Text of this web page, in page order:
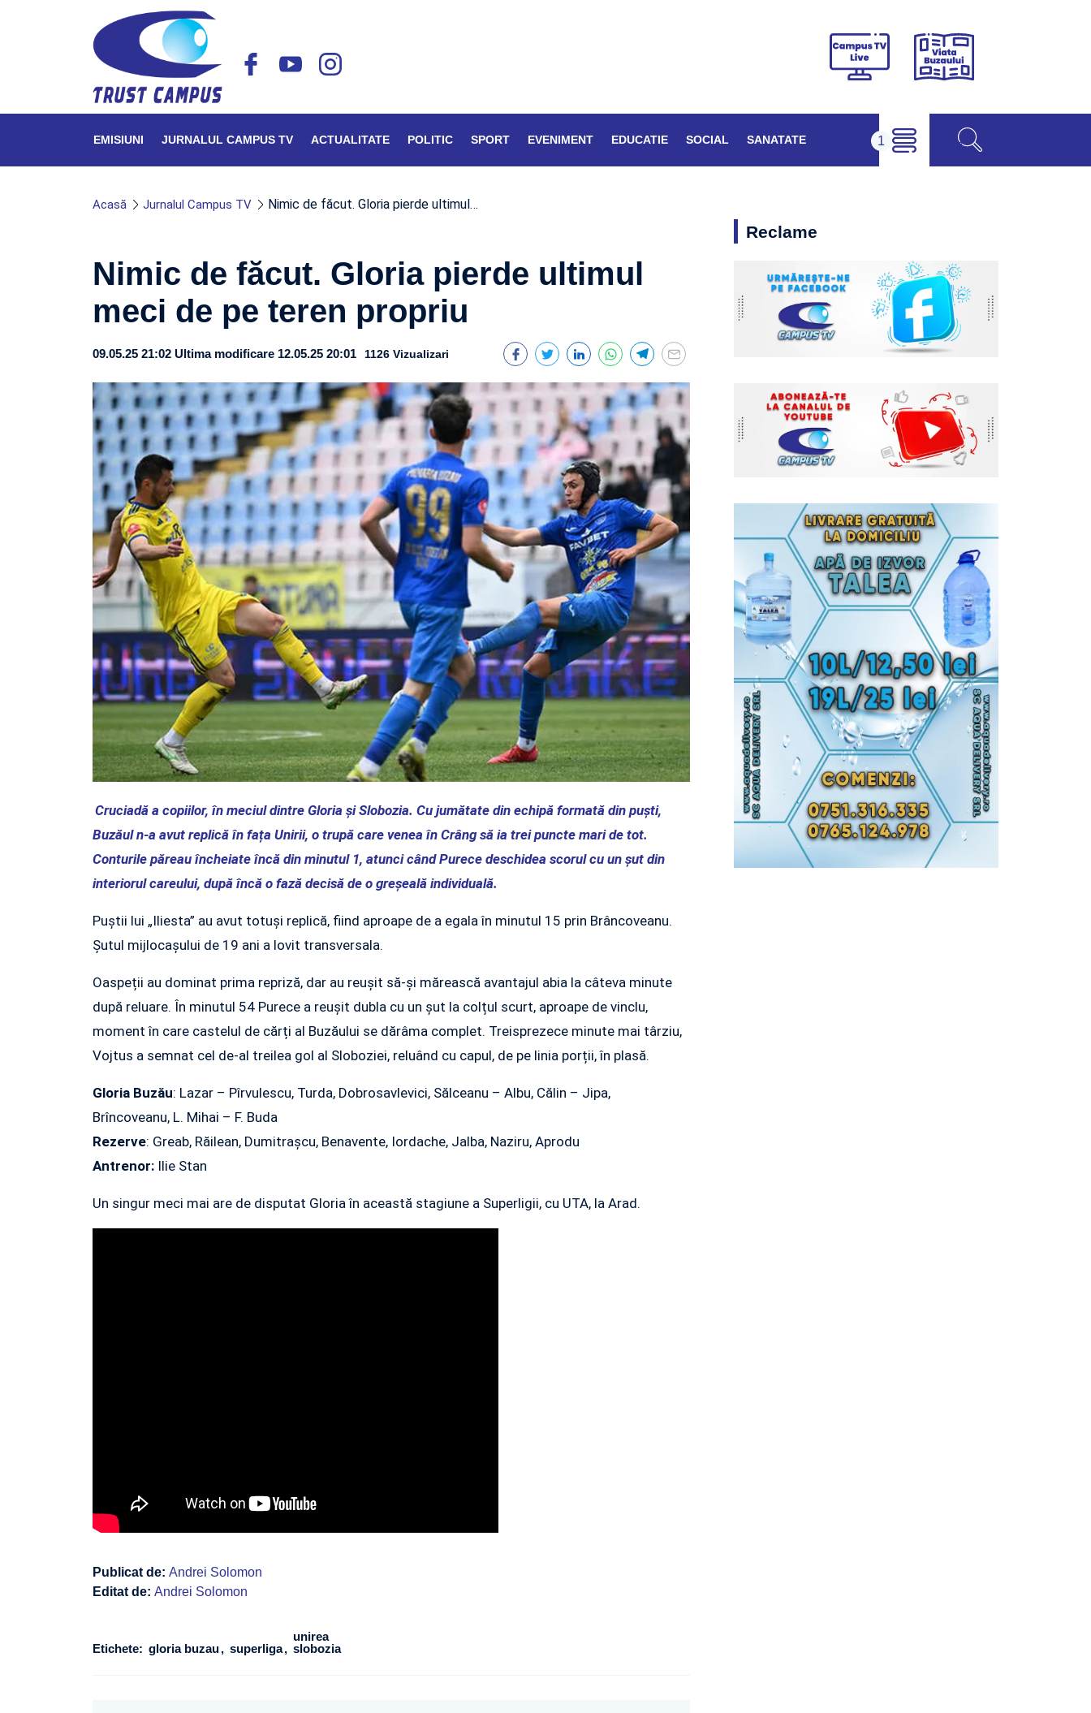
Campus
Viața
EMISIUNI JURNALUL CAMPUS TV ACTUALITATE POLITIC SPORT EVENIMENT EDUCATIE SOCIAL SANATATE
Acasă Jurnalul Campus TV Nimic de făcut. Gloria pierde ultimul…
Nimic de făcut. Gloria pierde ultimul
meci de pe teren propriu
09.05.25 21:02 Ultima modificare 12.05.25 20:01 1126 Vizualizari
Cruciadă a copiilor, în meciul dintre Gloria și Slobozia. Cu jumătate din echipă formată din puști,
Buzăul n-a avut replică în fața Unirii, o trupă care venea în Crâng să ia trei puncte mari de tot.
Conturile păreau încheiate încă din minutul 1, atunci când Purece deschidea scorul cu un șut din
interiorul careului, după încă o fază decisă de o greșeală individuală.
Puștii lui „Iliesta” au avut totuși replică, fiind aproape de a egala în minutul 15 prin Brâncoveanu.
Șutul mijlocașului de 19 ani a lovit transversala.
Oaspeții au dominat prima repriză, dar au reușit să-și mărească avantajul abia la câteva minute
după reluare. În minutul 54 Purece a reușit dubla cu un șut la colțul scurt, aproape de vinclu,
moment în care castelul de cărți al Buzăului se dărâma complet. Treisprezece minute mai târziu,
Vojtus a semnat cel de-al treilea gol al Sloboziei, reluând cu capul, de pe linia porții, în plasă.
Gloria Buzău: Lazar – Pîrvulescu, Turda, Dobrosavlevici, Sălceanu – Albu, Călin – Jipa,
Brîncoveanu, L. Mihai – F. Buda
Rezerve: Greab, Răilean, Dumitrașcu, Benavente, Iordache, Jalba, Naziru, Aprodu
Antrenor: Ilie Stan
Un singur meci mai are de disputat Gloria în această stagiune a Superligii, cu UTA, la Arad.
Publicat de: Andrei Solomon
Editat de: Andrei Solomon
Etichete: gloria buzau superliga
unirea
slobozia
Reclame